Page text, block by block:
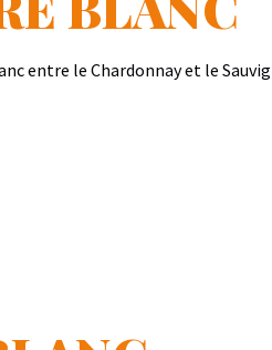
entre le Chardonnay et le